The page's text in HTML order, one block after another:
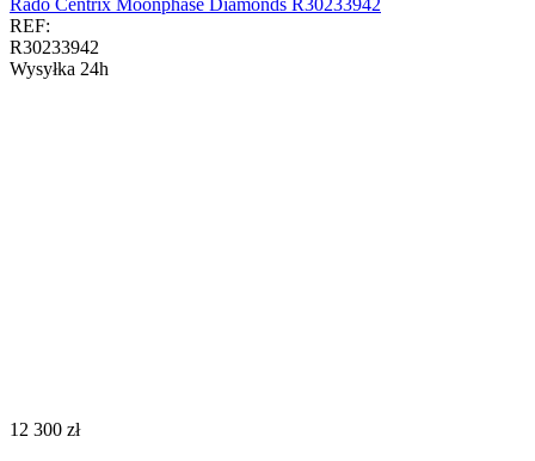
Rado Centrix Moonphase Diamonds R30233942
REF:
R30233942
Wysyłka 24h
‍12 300‍ zł